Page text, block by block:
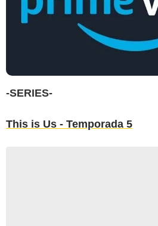
-SERIES-
This is Us - Temporada 5